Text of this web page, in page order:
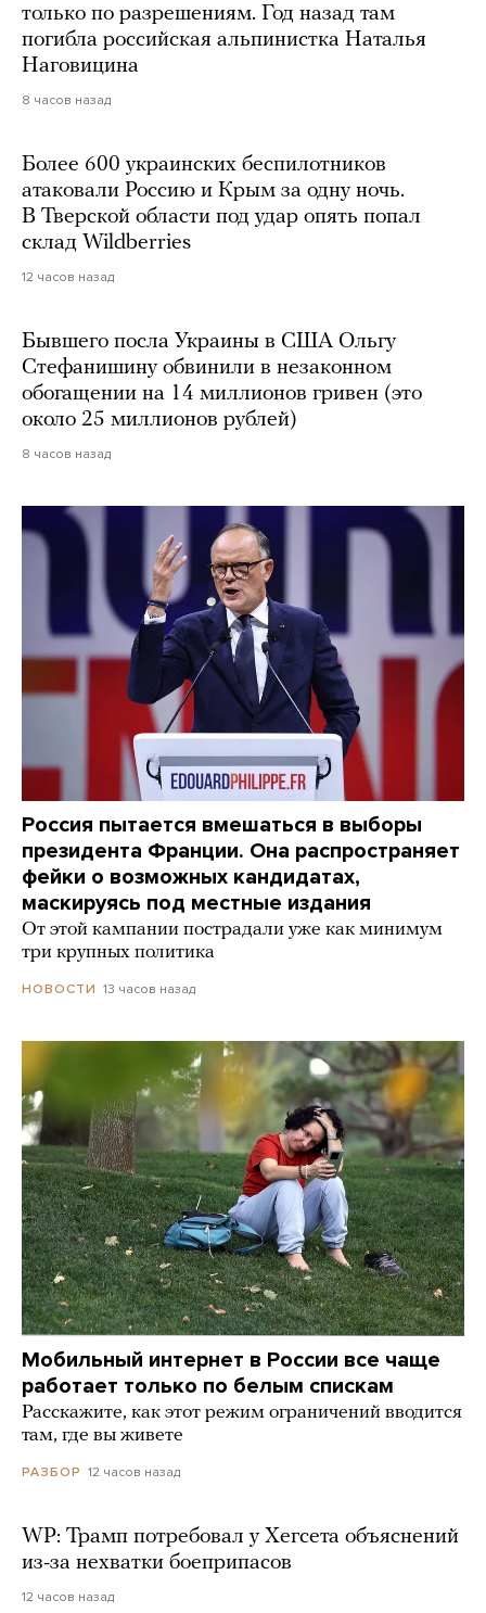
только по разрешениям. Год назад там
погибла российская альпинистка Наталья
Наговицина
8 часов назад
Более 600 украинских беспилотников
атаковали Россию и Крым за одну ночь.
В Тверской области под удар опять попал
склад Wildberries
12 часов назад
Бывшего посла Украины в США Ольгу
Стефанишину обвинили в незаконном
обогащении на 14 миллионов гривен (это
около 25 миллионов рублей)
8 часов назад
Россия пытается вмешаться в выборы
президента Франции. Она распространяет
фейки о возможных кандидатах,
маскируясь под местные издания
От этой кампании пострадали уже как минимум
три крупных политика
НОВОСТИ 13 часов назад
Мобильный интернет в России все чаще
работает только по белым спискам
Расскажите, как этот режим ограничений вводится
там, где вы живете
РАЗБОР 12 часов назад
WP: Трамп потребовал у Хегсета объяснений
из-за нехватки боеприпасов
12 часов назад